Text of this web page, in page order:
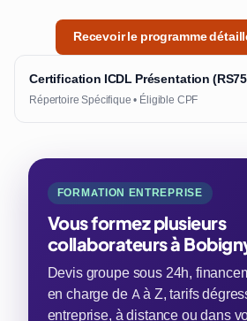
Recevoir le programme
Certification ICDL Présentation
Répertoire Spécifique • Éligible CPF
FORMATION ENTREPRISE
Vous formez plusieurs
collaborateurs à
Devis groupe sous 24h,
en charge de A à Z, tarifs
entreprise, à distance ou dans